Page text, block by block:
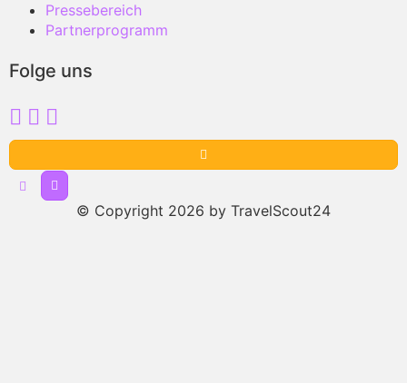
Pressebereich
Partnerprogramm
Folge uns
© Copyright 2026 by TravelScout24